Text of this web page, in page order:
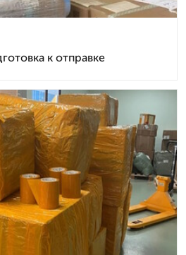
к отправке